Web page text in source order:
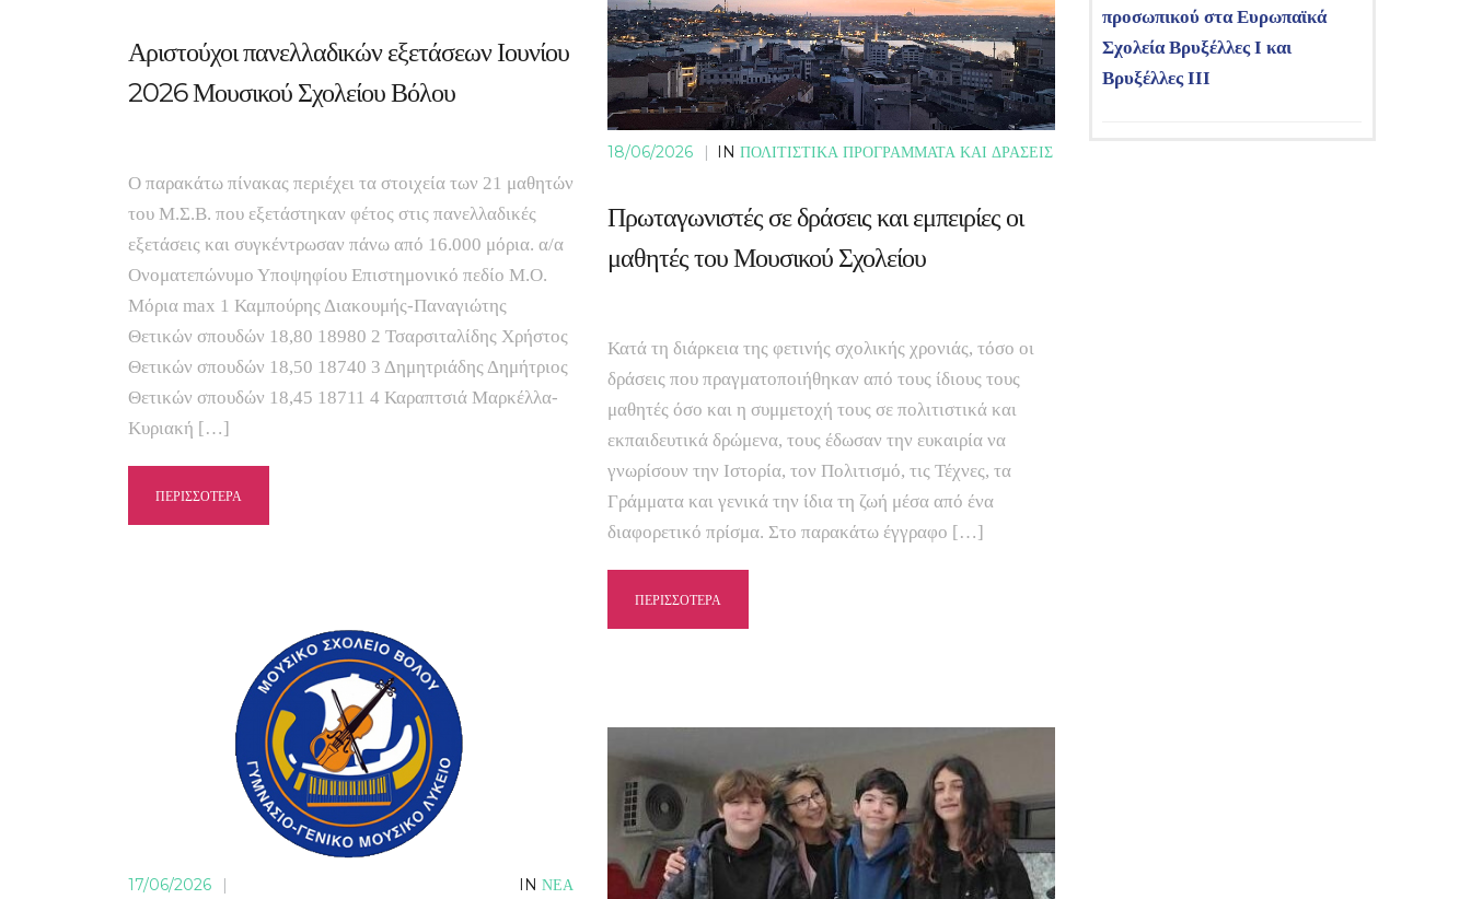
Αριστούχοι πανελλαδικών εξετάσεων Ιουνίου
2026 Μουσικού Σχολείου Βόλου
Ο παρακάτω πίνακας περιέχει τα στοιχεία των 21 μαθητών
του Μ.Σ.Β. που εξετάστηκαν φέτος στις πανελλαδικές
εξετάσεις και συγκέντρωσαν πάνω από 16.000 μόρια. α/α
Ονοματεπώνυμο Υποψηφίου Επιστημονικό πεδίο Μ.Ο.
Μόρια max 1 Καμπούρης Διακουμής-Παναγιώτης
Θετικών σπουδών 18,80 18980 2 Τσαρσιταλίδης Χρήστος
Θετικών σπουδών 18,50 18740 3 Δημητριάδης Δημήτριος
Θετικών σπουδών 18,45 18711 4 Καραπτσιά Μαρκέλλα-
Κυριακή […]
ΠΕΡΙΣΣΟΤΕΡΑ
18/06/2026 | IN ΠΟΛΙΤΙΣΤΙΚΑ ΠΡΟΓΡΑΜΜΑΤΑ ΚΑΙ ΔΡΑΣΕΙΣ
Πρωταγωνιστές σε δράσεις και εμπειρίες οι
μαθητές του Μουσικού Σχολείου
Κατά τη διάρκεια της φετινής σχολικής χρονιάς, τόσο οι
δράσεις που πραγματοποιήθηκαν από τους ίδιους τους
μαθητές όσο και η συμμετοχή τους σε πολιτιστικά και
εκπαιδευτικά δρώμενα, τους έδωσαν την ευκαιρία να
γνωρίσουν την Ιστορία, τον Πολιτισμό, τις Τέχνες, τα
Γράμματα και γενικά την ίδια τη ζωή μέσα από ένα
διαφορετικό πρίσμα. Στο παρακάτω έγγραφο […]
ΠΕΡΙΣΣΟΤΕΡΑ
17/06/2026 | IN ΝΕΑ
προσωπικού στα Ευρωπαϊκά
Σχολεία Βρυξέλλες Ι και
Βρυξέλλες ΙΙΙ